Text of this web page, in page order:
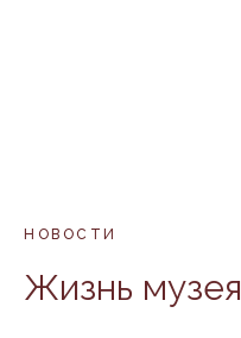
НОВОСТИ
Жизнь музея